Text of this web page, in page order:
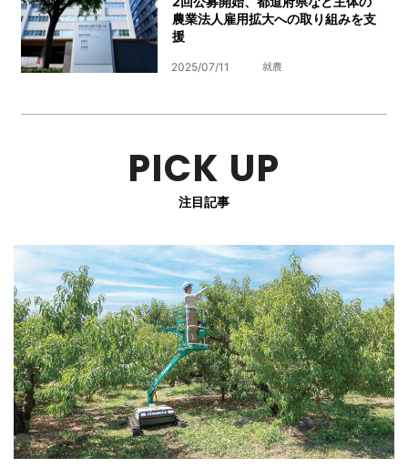
農業法人雇用拡大への取り組みを支
援
2025/07/11 就農
PICK UP
注目記事